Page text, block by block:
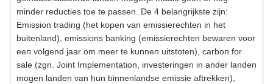
minder reducties toe te passen. De 4 belangrijkste zijn:
Emission trading (het kopen van emissierechten in het
buitenland), emissions banking (emissierechten bewaren voor
een volgend jaar om meer te kunnen uitstoten), carbon for
sale (zgn. Joint Implementation, investeringen in ander landen
mogen landen van hun binnenlandse emissie aftrekken),